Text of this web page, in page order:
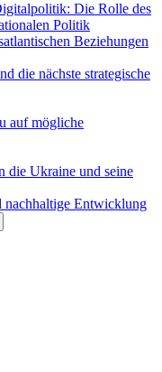
Die Rolle des
Politik
Beziehungen
die nächste strategische
auf mögliche
die Ukraine und seine
nachhaltige Entwicklung